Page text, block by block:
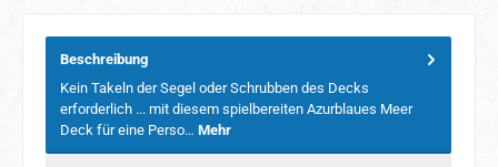
Beschreibung
Kein Takeln der Segel oder Schrubben des Decks
erforderlich ... mit diesem spielbereiten Azurblaues Meer
Deck für eine Perso… Mehr